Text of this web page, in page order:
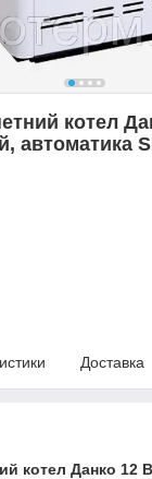
котел
автоматика
Доставка
котел Данко 12